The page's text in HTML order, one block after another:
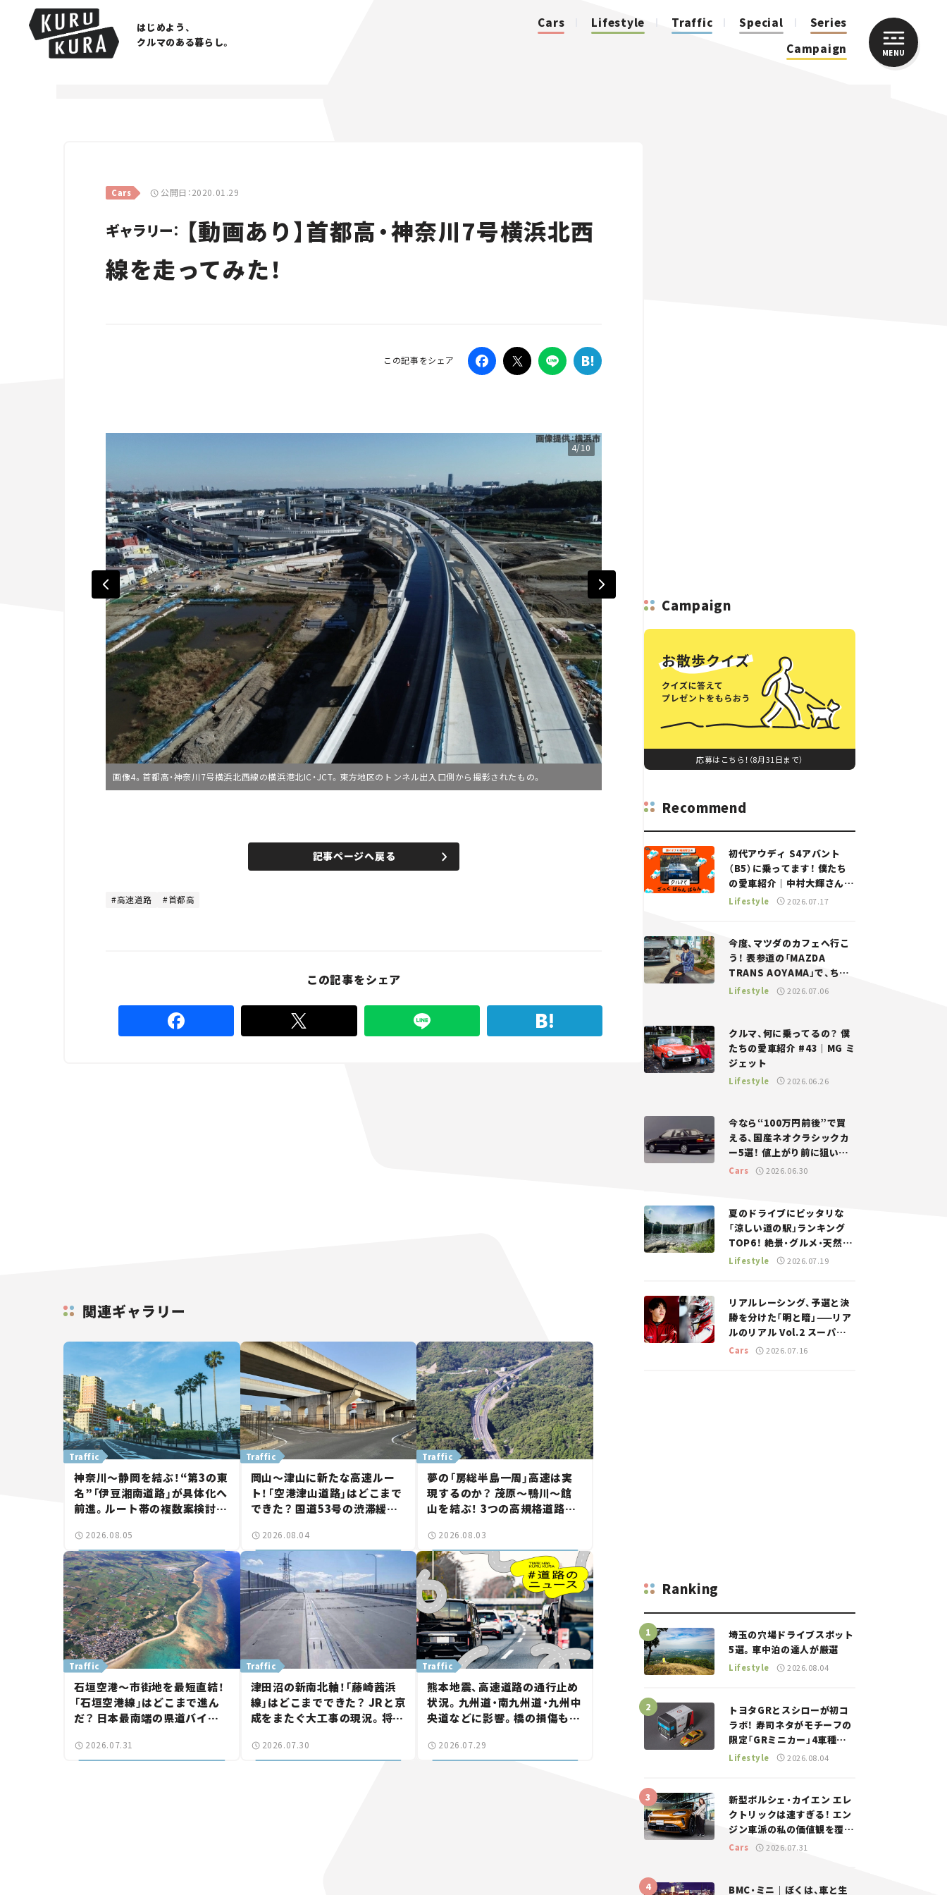
はじめよう、
クルマのある暮らし。
Cars Lifestyle Traffic Special
Series
Campaign
MENU
Cars 公開日：2020.01.29
ギャラリー： 【動画あり】首都高・神奈川7号横浜北西
線を走ってみた！
この記事をシェア
4/10
画像4。首都高・神奈川7号横浜北西線の横浜港北IC・JCT。東方地区のトンネル出入口側から撮影されたもの。
8
.
記事ページへ戻る
高速道路 首都高
この記事をシェア
関連ギャラリー
Traffic
神奈川～静岡を結ぶ！“第3の東
名”「伊豆湘南道路」が具体化へ
前進。ルート帯の複数案検討
【いま気になる道路計画】
2026.08.05
Traffic
岡山～津山に新たな高速ルー
ト！「空港津山道路」はどこまで
できた？ 国道53号の渋滞緩和
【いま気になる道路計画】
2026.08.04
Traffic
夢の「房総半島一周」高速は実
現するのか？ 茂原～鴨川～館
山を結ぶ！ 3つの高規格道路計
討進む【いま気になる道路計
画】
2026.08.03
Traffic
石垣空港～市街地を最短直結！
「石垣空港線」はどこまで進ん
だ？ 日本最南端の県道バイパ
気になる道路計画】
2026.07.31
Traffic
津田沼の新南北軸！「藤崎茜浜
線」はどこまでできた？ JRと京
成をまたぐ大工事の現況。将来
結【いま気になる道路計画】
2026.07.30
Traffic
熊本地震、高速道路の通行止め
状況。九州道・南九州道・九州中
央道などに影響。橋の損傷も確
2026.07.29
Campaign
応募はこちら！（8月31日まで）
Recommend
初代アウディ S4アバント
（B5）に乗ってます！ 僕たち
の愛車紹介｜中村大輝さん
——瀬イオナと嶋田智之の
Lifestyle 2026.07.17
今度、マツダのカフェへ行こ
う！ 表参道の「MAZDA
TRANS AOYAMA」で、ちょ
っとひと息。——連載｜CCG
Lifestyle 2026.07.06
クルマ、何に乗ってるの？ 僕
たちの愛車紹介 #43｜MG ミ
ジェット
Lifestyle 2026.06.26
今なら“100万円前後”で買
える、国産ネオクラシックカ
ー5選！ 値上がり前に狙いた
い、中古車探しをお手伝い――ち
Cars 2026.06.30
夏のドライブにピッタリな
「涼しい道の駅」ランキング
TOP6！ 絶景・グルメ・天然ク
ーラーなど、避暑におすすめ
Lifestyle 2026.07.19
リアルレーシング、予選と決
勝を分けた「明と暗」——リア
ルのリアル Vol.2 スーパー
GT 2026開幕戦 岡山国際サ
Cars 2026.07.16
Ranking
埼玉の穴場ドライブスポット
5選。車中泊の達人が厳選
Lifestyle 2026.08.04
トヨタGRとスシローが初コ
ラボ！ 寿司ネタがモチーフの
限定「GRミニカー」4車種が
登場。入手方法は？【クルマ
Lifestyle 2026.08.04
新型ポルシェ・カイエン エレ
クトリックは速すぎる！ エン
ジン車派の私の価値観を覆し
た、新しいポルシェの走り。
Cars 2026.07.31
BMC・ミニ｜ぼくは、車と生
CLOSE
Traffic
Campaign